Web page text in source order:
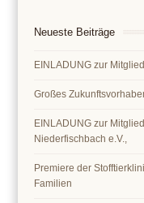
Neueste Beiträge
EINLADUNG zur
Großes
EINLADUNG zur
Niederfischbach e.V.,
Premiere der
Familien